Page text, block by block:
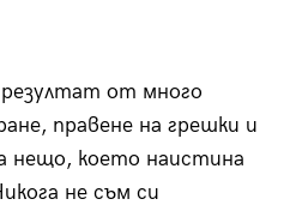
от много
правене на грешки и
нещо, което наистина
не съм си